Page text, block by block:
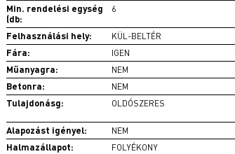
Min. rendelési egység
(db:
6
Felhasználási hely: KÜL-BELTÉR
Fára: IGEN
Műanyagra: NEM
Betonra: NEM
Tulajdonásg: OLDÓSZERES
Alapozást igényel: NEM
Halmazállapot: FOLYÉKONY